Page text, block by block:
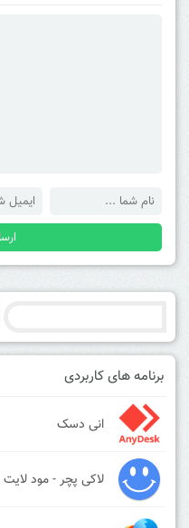
برنامه های کاربردی
انی دسک
لاکی پچر - مود لایت